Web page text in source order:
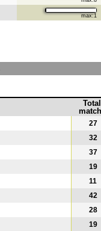
max:1
Total
27
32
37
19
11
42
28
19